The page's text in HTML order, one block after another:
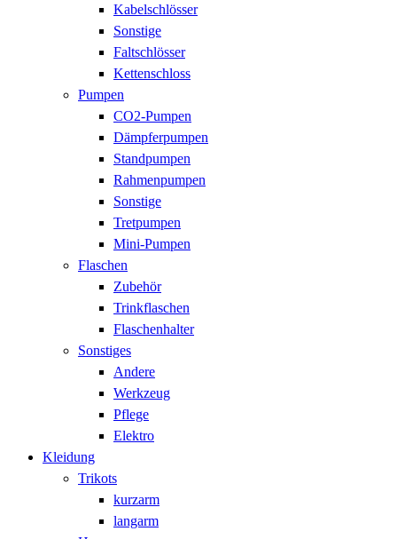
Kabelschlösser
Sonstige
Faltschlösser
Kettenschloss
Pumpen
CO2-Pumpen
Dämpferpumpen
Standpumpen
Rahmenpumpen
Sonstige
Tretpumpen
Mini-Pumpen
Flaschen
Zubehör
Trinkflaschen
Flaschenhalter
Sonstiges
Andere
Werkzeug
Pflege
Elektro
Kleidung
Trikots
kurzarm
langarm